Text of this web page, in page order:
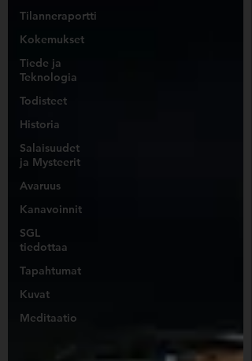
Tilanneraportti
Kokemukset
Tiede ja
Teknologia
Todisteet
Historia
Salaisuudet
ja Mysteerit
Avaruus
Kanavoinnit
SGL
tiedottaa
Tapahtumat
Kuvat
Meditaatio